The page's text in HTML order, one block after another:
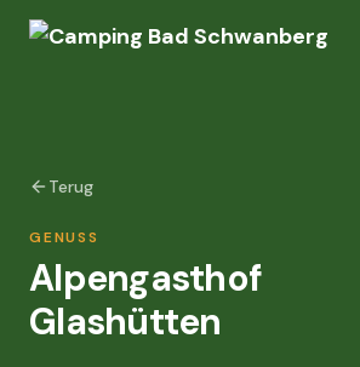
Terug
GENUSS
Alpengasthof
Glashütten